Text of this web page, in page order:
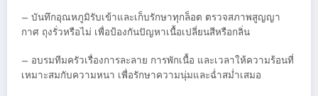
– บันทึกอุณหภูมิรับเข้าและเก็บรักษาทุกล็อต ตรวจสภาพสูญญา
กาศ ถุงรั่วหรือไม่ เพื่อป้องกันปัญหาเนื้อเปลี่ยนสีหรือกลิ่น
– อบรมทีมครัวเรื่องการละลาย การพักเนื้อ และเวลาให้ความร้อนที่
เหมาะสมกับความหนา เพื่อรักษาความนุ่มและฉ่ำสม่ำเสมอ